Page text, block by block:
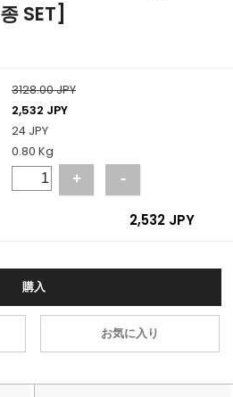
종 SET]
3128.00 JPY
2,532 JPY
24 JPY
0.80 Kg
+ -
2,532JPY
購入
お気に入り